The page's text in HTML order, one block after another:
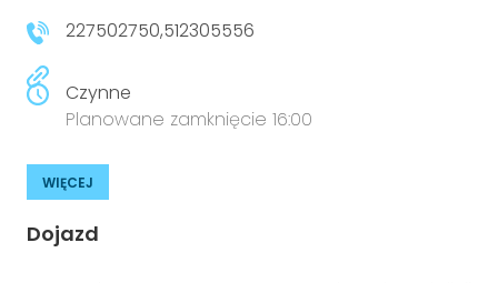
227502750,512305556
Czynne
Planowane zamknięcie 16:00
WIĘCEJ
Dojazd